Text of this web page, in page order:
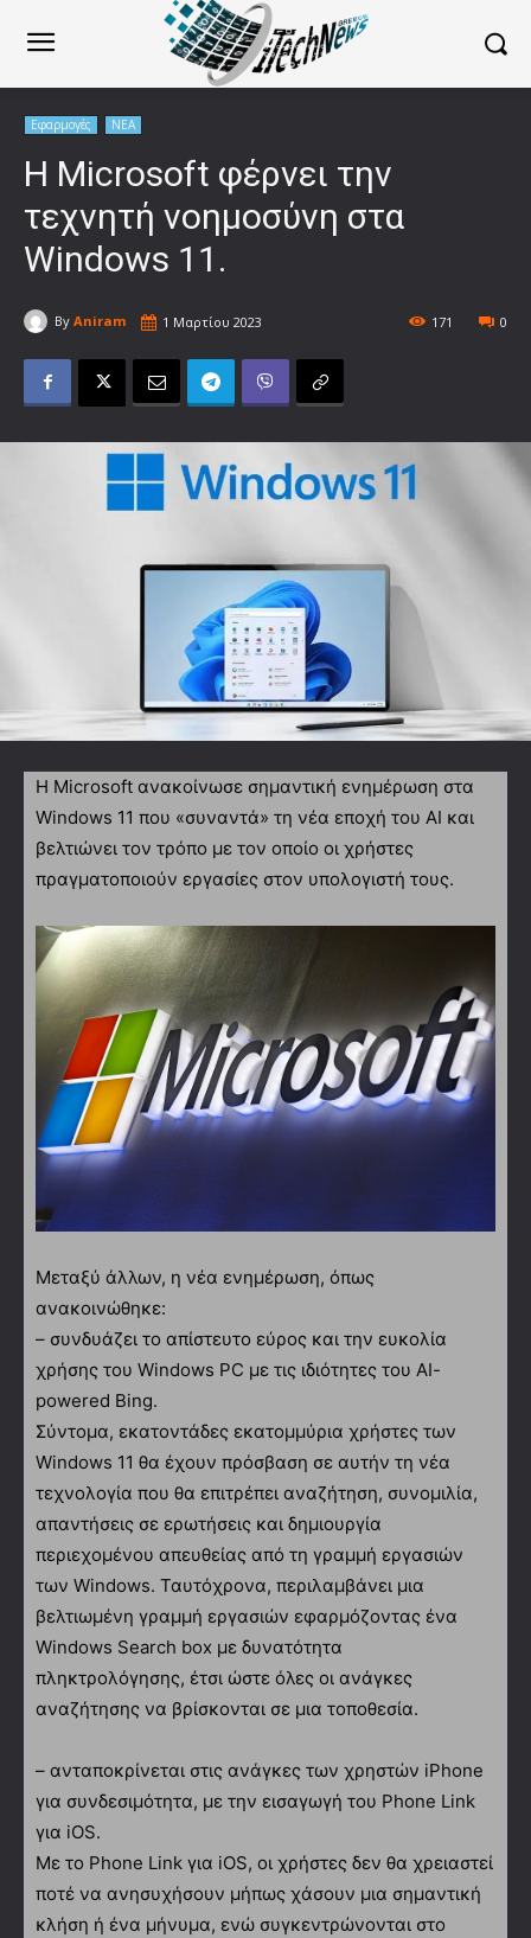
Εφαρμογές ΝΕΑ
Η Microsoft φέρνει την
τεχνητή νοημοσύνη στα
Windows 11.
By Aniram 1 Μαρτίου 2023 0
171
H Microsoft ανακοίνωσε σημαντική ενημέρωση στα
Windows 11 που «συναντά» τη νέα εποχή του ΑΙ και
βελτιώνει τον τρόπο με τον οποίο οι χρήστες
πραγματοποιούν εργασίες στον υπολογιστή τους.
Μεταξύ άλλων, η νέα ενημέρωση, όπως
ανακοινώθηκε:
– συνδυάζει το απίστευτο εύρος και την ευκολία
χρήσης του Windows PC με τις ιδιότητες του AI-
powered Bing.
Σύντομα, εκατοντάδες εκατομμύρια χρήστες των
Windows 11 θα έχουν πρόσβαση σε αυτήν τη νέα
τεχνολογία που θα επιτρέπει αναζήτηση, συνομιλία,
απαντήσεις σε ερωτήσεις και δημιουργία
περιεχομένου απευθείας από τη γραμμή εργασιών
των Windows. Ταυτόχρονα, περιλαμβάνει μια
βελτιωμένη γραμμή εργασιών εφαρμόζοντας ένα
Windows Search box με δυνατότητα
πληκτρολόγησης, έτσι ώστε όλες οι ανάγκες
αναζήτησης να βρίσκονται σε μια τοποθεσία.
– ανταποκρίνεται στις ανάγκες των χρηστών iPhone
για συνδεσιμότητα, με την εισαγωγή του Phone Link
για iOS.
Με το Phone Link για iOS, οι χρήστες δεν θα χρειαστεί
ποτέ να ανησυχήσουν μήπως χάσουν μια σημαντική
κλήση ή ένα μήνυμα, ενώ συγκεντρώνονται στο